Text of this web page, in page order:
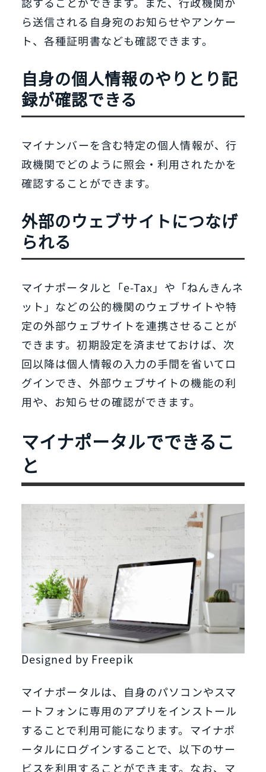
ら送信される自身宛のお知らせやアンケー
ト、各種証明書なども確認できます。
自身の個人情報のやりとり記
録が確認できる
マイナンバーを含む特定の個人情報が、行
政機関でどのように照会・利用されたかを
確認することができます。
外部のウェブサイトにつなげ
られる
マイナポータルと「e-Tax」や「ねんきんネ
ット」などの公的機関のウェブサイトや特
定の外部ウェブサイトを連携させることが
できます。初期設定を済ませておけば、次
回以降は個人情報の入力の手間を省いてロ
グインでき、外部ウェブサイトの機能の利
用や、お知らせの確認ができます。
マイナポータルでできるこ
と
Designed by Freepik
マイナポータルは、自身のパソコンやスマ
ートフォンに専用のアプリをインストール
することで利用可能になります。マイナポ
ータルにログインすることで、以下のサー
ビスを利用することができます。なお、マ